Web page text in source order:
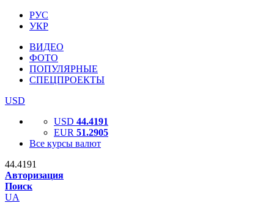
РУС
УКР
ВИДЕО
ФОТО
ПОПУЛЯРНЫЕ
СПЕЦПРОЕКТЫ
USD
USD 44.4191
EUR 51.2905
Все курсы валют
44.4191
Авторизация
Поиск
UA